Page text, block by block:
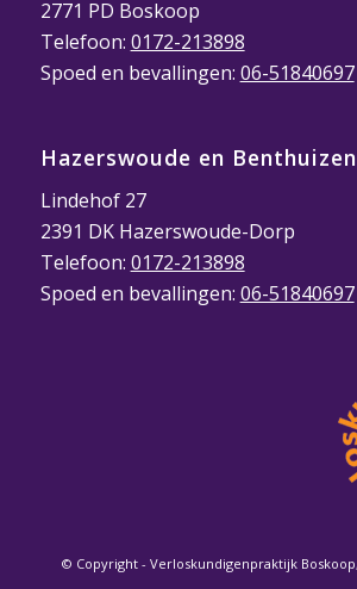
2771 PD Boskoop
Telefoon: 0172-213898
Spoed en bevallingen: 06-51840697
Hazerswoude en Benthuizen
Lindehof 27
2391 DK Hazerswoude-Dorp
Telefoon: 0172-213898
Spoed en bevallingen: 06-51840697
© Copyright - Verloskundigenpraktijk